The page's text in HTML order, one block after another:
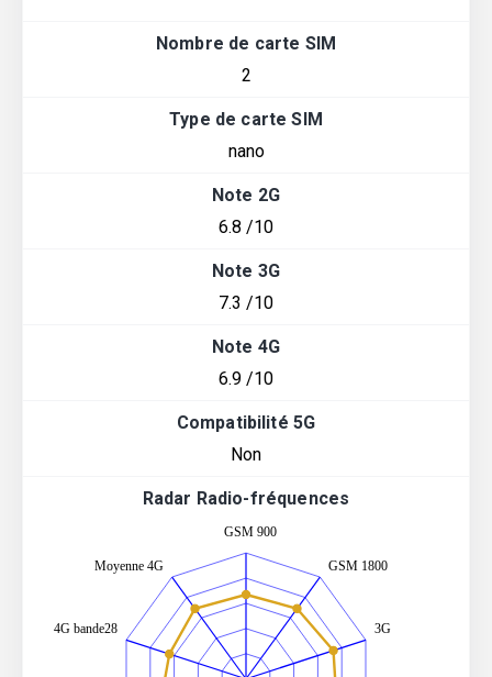
Nombre de carte SIM
2
Type de carte SIM
nano
Note 2G
6.8 /10
Note 3G
7.3 /10
Note 4G
6.9 /10
Compatibilité 5G
Non
Radar Radio-fréquences